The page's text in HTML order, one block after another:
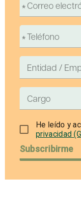
He leído y
privacidad
Subscribirme